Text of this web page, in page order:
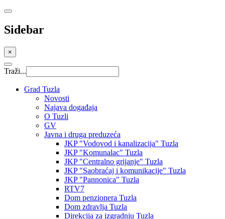
Sidebar
×
Traži...
Grad Tuzla
Novosti
Najava događaja
O Tuzli
GV
Javna i druga preduzeća
JKP "Vodovod i kanalizacija" Tuzla
JKP "Komunalac" Tuzla
JKP "Centralno grijanje" Tuzla
JKP "Saobraćaj i komunikacije" Tuzla
JKP "Pannonica" Tuzla
RTV7
Dom penzionera Tuzla
Dom zdravlja Tuzla
Direkcija za izgradnju Tuzla